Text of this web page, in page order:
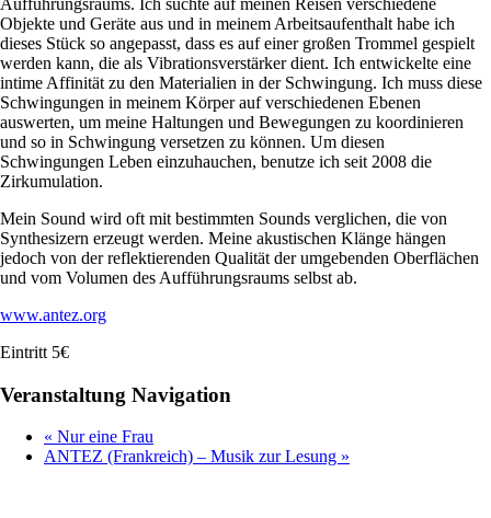
Objekte und Geräte aus und in meinem Arbeitsaufenthalt habe ich
dieses Stück so angepasst, dass es auf einer großen Trommel gespielt
werden kann, die als Vibrationsverstärker dient. Ich entwickelte eine
intime Affinität zu den Materialien in der Schwingung. Ich muss diese
Schwingungen in meinem Körper auf verschiedenen Ebenen
auswerten, um meine Haltungen und Bewegungen zu koordinieren
und so in Schwingung versetzen zu können. Um diesen
Schwingungen Leben einzuhauchen, benutze ich seit 2008 die
Zirkumulation.
Mein Sound wird oft mit bestimmten Sounds verglichen, die von
Synthesizern erzeugt werden. Meine akustischen Klänge hängen
jedoch von der reflektierenden Qualität der umgebenden Oberflächen
und vom Volumen des Aufführungsraums selbst ab.
www.antez.org
Eintritt 5€
Veranstaltung Navigation
« Nur eine Frau
ANTEZ (Frankreich) – Musik zur Lesung »